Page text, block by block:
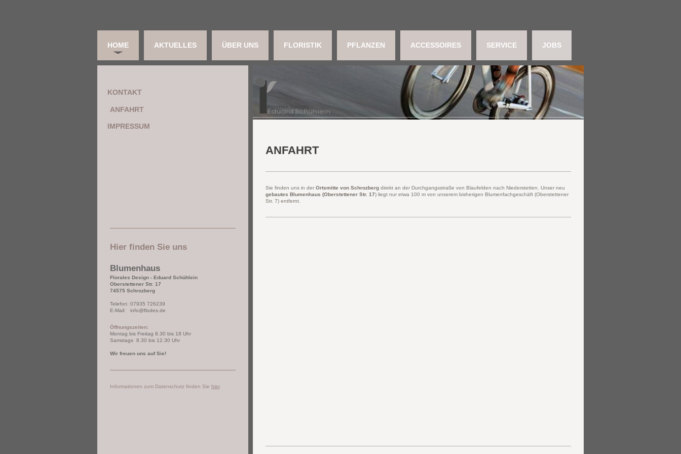
HOME AKTUELLES ÜBER UNS FLORISTIK PFLANZEN ACCESSOIRES SERVICE JOBS
ANFAHRT
Sie finden uns in derOrtsmitte von Schrozberg direkt an der Durchgangsstraße von Blaufelden nach Niederstetten. Unser neu
gebautes Blumenhaus (Oberstettener Str. 17) liegt nur etwa 100 m von unserem bisherigen Blumenfachgeschäft (Oberstettener
Str. 7) entfernt.
KONTAKT
ANFAHRT
IMPRESSUM
Hier finden Sie uns
Blumenhaus
Florales Design - Eduard Schühlein
Oberstettener Str. 17
74575 Schrozberg
Telefon: 07935 726239
E-Mail: info@flodes.de
Öffnungszeiten:
Montag bis Freitag 8.30 bis 18 Uhr
Samstags 8.30 bis 12.30 Uhr
Wir freuen uns auf Sie!
Informationen zum Datenschutz finden Sie hier.